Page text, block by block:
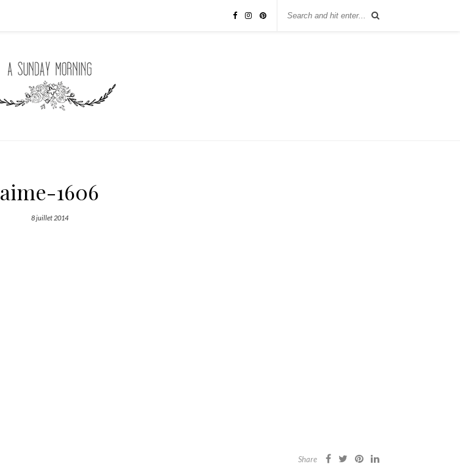
aime-1606
8 juillet 2014
Share